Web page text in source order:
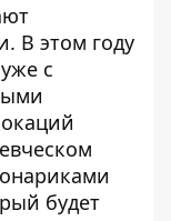
В этом году
с
будет